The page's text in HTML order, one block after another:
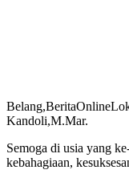
Kandoli,M.Mar.
Semoga di usia yang
kebahagiaan,